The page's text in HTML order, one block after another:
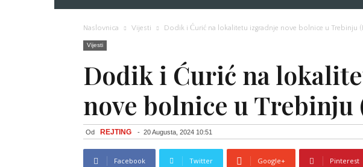
Naslovnica Vijesti Dodik i Ćurić na lokalitetu izgradnje nove bolnice u Trebinju
Vijesti
Dodik i Ćurić na
nove bolnice u Trebinju
Od REJTING - 20 Augusta, 2024 10:51
Facebook Twitter Google+ Pinterest